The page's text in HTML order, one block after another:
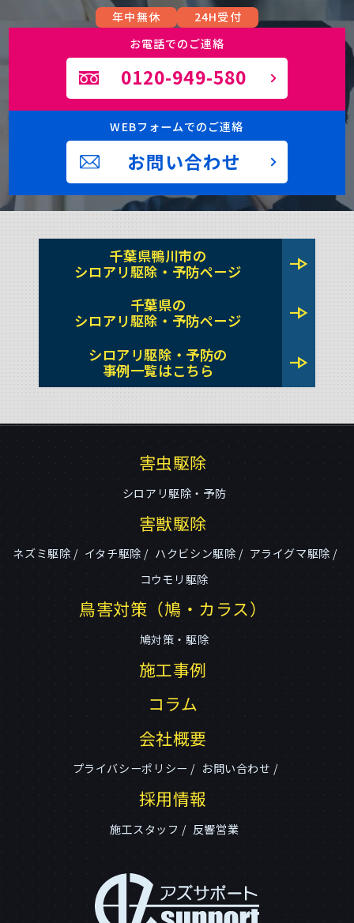
年中無休
24H受付
お電話でのご連絡
0120-949-580
WEBフォームでのご連絡
お問い合わせ
千葉県鴨川市の
シロアリ駆除・予防ページ
line_end_arrow
千葉県の
シロアリ駆除・予防ページ
line_end_arrow
シロアリ駆除・予防の
事例一覧はこちら
line_end_arrow
害虫駆除
シロアリ駆除・予防
害獣駆除
ネズミ駆除 イタチ駆除 ハクビシン駆除
アライグマ駆除
コウモリ駆除
鳥害対策（鳩・カラス）
鳩対策・駆除
施工事例
コラム
会社概要
プライバシーポリシー お問い合わせ
採用情報
施工スタッフ 反響営業